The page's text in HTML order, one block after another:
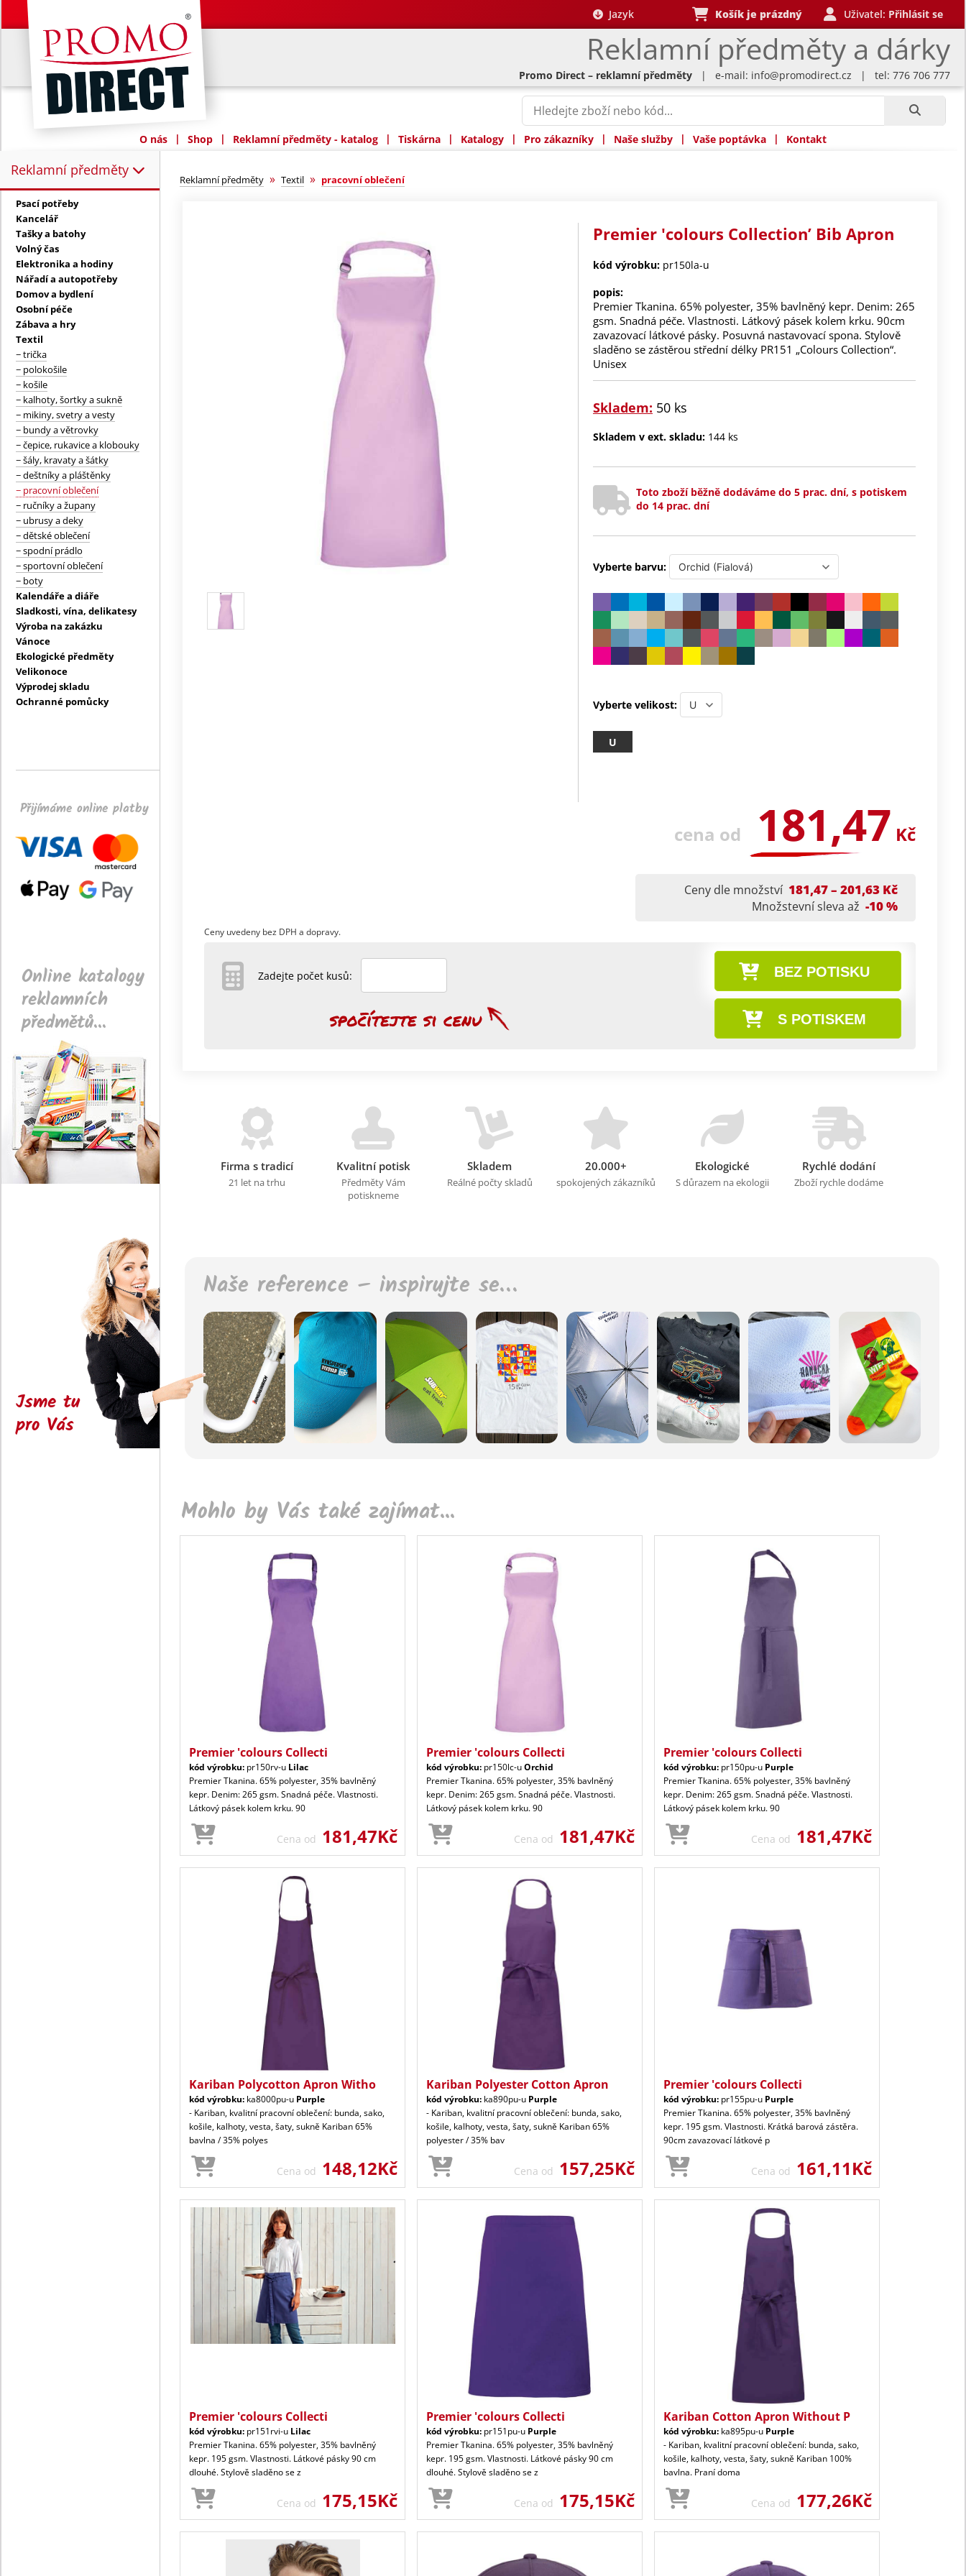
Reklamní předměty a dárky
Jazyk Košík je prázdný Uživatel: Přihlásit se
Promo Direct – reklamní předměty | e-mail: info@promodirect.cz | tel: 776 706 777
O nás | Shop | Reklamní předměty - katalog | Tiskárna | Katalogy | Pro zákazníky | Naše služby | Vaše poptávka | Kontakt
Reklamní předměty
Reklamní předměty:
Psací potřeby
Kancelář
Tašky a batohy
Volný čas
Elektronika a hodiny
Nářadí a autopotřeby
Domov a bydlení
Osobní péče
Zábava a hry
Textil
− trička
− polokošile
− košile
− kalhoty, šortky a sukně
− mikiny, svetry a vesty
− bundy a větrovky
− čepice, rukavice a klobouky
− šály, kravaty a šátky
− deštníky a pláštěnky
− pracovní oblečení
− ručníky a župany
− ubrusy a deky
− dětské oblečení
− spodní prádlo
− sportovní oblečení
− boty
Kalendáře a diáře
Sladkosti, vína, delikatesy
Výroba na zakázku
Vánoce
Ekologické předměty
Velikonoce
Výprodej skladu
Ochranné pomůcky
Přijímáme online platby
Online katalogy
reklamních
předmětů...
Jsme tu
pro Vás
Reklamní předměty » Textil » pracovní oblečení
Premier 'colours Collection’ Bib Apron
kód výrobku: pr150la-u
popis:
Premier Tkanina. 65% polyester, 35% bavlněný kepr. Denim: 265
gsm. Snadná péče. Vlastnosti. Látkový pásek kolem krku. 90cm
zavazovací látkové pásky. Posuvná nastavovací spona. Stylově
sladěno se zástěrou střední délky PR151 „Colours Collection“.
Unisex
Skladem: 50 ks
Skladem v ext. skladu: 144 ks
Toto zboží běžně dodáváme do 5 prac. dní, s potiskem
do 14 prac. dní
Vyberte barvu:
Vyberte velikost:
U
cena od 181,47 Kč
Ceny dle množství 181,47 – 201,63 Kč
Množstevní sleva až -10 %
Ceny uvedeny bez DPH a dopravy.
BEZ POTISKU
S POTISKEM
Zadejte počet kusů:
Firma s tradicí
21 let na trhu
Kvalitní potisk
Předměty Vám
potiskneme
Skladem
Reálné počty skladů
20.000+
spokojených zákazníků
Ekologické
S důrazem na ekologii
Rychlé dodání
Zboží rychle dodáme
Naše reference – inspirujte se…
Mohlo by Vás také zajímat...
Premier 'colours Collecti
kód výrobku: pr150rv-u Lilac
Premier Tkanina. 65% polyester, 35% bavlněný
kepr. Denim: 265 gsm. Snadná péče. Vlastnosti.
Látkový pásek kolem krku. 90
Cena od 181,47Kč
Premier 'colours Collecti
kód výrobku: pr150lc-uOrchid
Premier Tkanina. 65% polyester, 35% bavlněný
kepr. Denim: 265 gsm. Snadná péče. Vlastnosti.
Látkový pásek kolem krku. 90
Cena od 181,47Kč
Premier 'colours Collecti
kód výrobku: pr150pu-u Purple
Premier Tkanina. 65% polyester, 35% bavlněný
kepr. Denim: 265 gsm. Snadná péče. Vlastnosti.
Látkový pásek kolem krku. 90
Cena od 181,47Kč
Kariban Polycotton Apron Witho
kód výrobku: ka8000pu-u Purple
- Kariban, kvalitní pracovní oblečení: bunda, sako,
košile, kalhoty, vesta, šaty, sukně Kariban 65%
bavlna / 35% polyes
Cena od 148,12Kč
Kariban Polyester Cotton Apron
kód výrobku: ka890pu-u Purple
- Kariban, kvalitní pracovní oblečení: bunda, sako,
košile, kalhoty, vesta, šaty, sukně Kariban 65%
polyester / 35% bav
Cena od 157,25Kč
Premier 'colours Collecti
kód výrobku: pr155pu-u Purple
Premier Tkanina. 65% polyester, 35% bavlněný
kepr. 195 gsm. Vlastnosti. Krátká barová zástěra.
90cm zavazovací látkové p
Cena od 161,11Kč
Premier 'colours Collecti
kód výrobku: pr151rvi-u Lilac
Premier Tkanina. 65% polyester, 35% bavlněný
kepr. 195 gsm. Vlastnosti. Látkové pásky 90 cm
dlouhé. Stylově sladěno se z
Cena od 175,15Kč
Premier 'colours Collecti
kód výrobku: pr151pu-u Purple
Premier Tkanina. 65% polyester, 35% bavlněný
kepr. 195 gsm. Vlastnosti. Látkové pásky 90 cm
dlouhé. Stylově sladěno se z
Cena od 175,15Kč
Kariban Cotton Apron Without P
kód výrobku: ka895pu-u Purple
- Kariban, kvalitní pracovní oblečení: bunda, sako,
košile, kalhoty, vesta, šaty, sukně Kariban 100%
bavlna. Praní doma
Cena od 177,26Kč